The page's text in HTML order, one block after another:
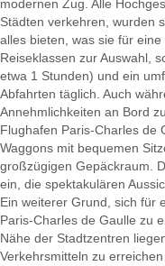
modernen Zug. Alle
Städten verkehren, wurden
alles bieten, was sie für
Reiseklassen zur Auswahl,
etwa 1 Stunden) und ein
Abfahrten täglich. Auch
Annehmlichkeiten an Bord
Flughafen Paris-Charles de
Waggons mit bequemen
großzügigen Gepäckraum.
ein, die spektakulären
Ein weiterer Grund, sich für
Paris-Charles de Gaulle zu
Nähe der Stadtzentren
Verkehrsmitteln zu